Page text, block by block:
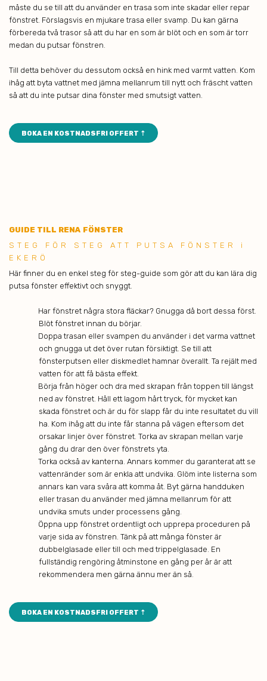
måste du se till att du använder en trasa som inte skadar eller repar
fönstret. Förslagsvis en mjukare trasa eller svamp. Du kan gärna
förbereda två trasor så att du har en som är blöt och en som är torr
medan du putsar fönstren.
Till detta behöver du dessutom också en hink med varmt vatten. Kom
ihåg att byta vattnet med jämna mellanrum till nytt och fräscht vatten
så att du inte putsar dina fönster med smutsigt vatten.
BOKA EN KOSTNADSFRI OFFERT ⇡
GUIDE TILL RENA FÖNSTER
STE G FÖR STEG ATT PUTSA FÖNSTER i
EKERÖ
Här finner du en enkel steg för steg-guide som gör att du kan lära dig
putsa fönster effektivt och snyggt.
Har fönstret några stora fläckar? Gnugga då bort dessa först.
Blöt fönstret innan du börjar.
Doppa trasan eller svampen du använder i det varma vattnet
och gnugga ut det över rutan försiktigt. Se till att
fönsterputsen eller diskmedlet hamnar överallt. Ta rejält med
vatten för att få bästa effekt.
Börja från höger och dra med skrapan från toppen till längst
ned av fönstret. Håll ett lagom hårt tryck, för mycket kan
skada fönstret och är du för slapp får du inte resultatet du vill
ha. Kom ihåg att du inte får stanna på vägen eftersom det
orsakar linjer över fönstret. Torka av skrapan mellan varje
gång du drar den över fönstrets yta.
Torka också av kanterna. Annars kommer du garanterat att se
vattenränder som är enkla att undvika. Glöm inte listerna som
annars kan vara svåra att komma åt. Byt gärna handduken
eller trasan du använder med jämna mellanrum för att
undvika smuts under processens gång.
Öppna upp fönstret ordentligt och upprepa proceduren på
varje sida av fönstren. Tänk på att många fönster är
dubbelglasade eller till och med trippelglasade. En
fullständig rengöring åtminstone en gång per år är att
rekommendera men gärna ännu mer än så.
BOKA EN KOSTNADSFRI OFFERT ⇡